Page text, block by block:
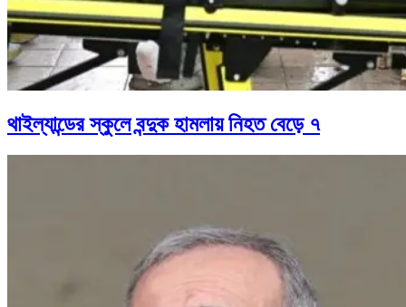
থাইল্যান্ডের স্কুলে বন্দুক হামলায় নিহত বেড়ে ৭